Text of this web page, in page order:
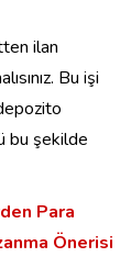
ilan
Bu işi
bu şekilde
Para
Önerisi